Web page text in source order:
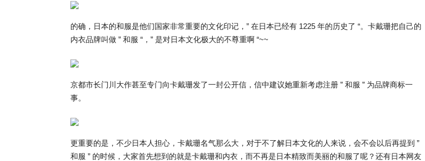
的确，日本的和服是他们国家非常重要的文化印记，” 在日本已经有 1225 年的历史了 “。卡戴珊把自己的
内衣品牌叫做 ” 和服 “，” 是对日本文化极大的不尊重啊 “~~
京都市长门川大作甚至专门向卡戴珊发了一封公开信，信中建议她重新考虑注册 ” 和服 ” 为品牌商标一
事。
更重要的是，不少日本人担心，卡戴珊名气那么大，对于不了解日本文化的人来说，会不会以后再提到 ”
和服 ” 的时候，大家首先想到的就是卡戴珊和内衣，而不再是日本精致而美丽的和服了呢？还有日本网友